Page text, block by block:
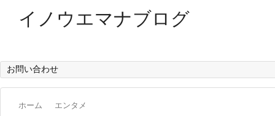
イノウエマナブログ
お問い合わせ
ホーム エンタメ